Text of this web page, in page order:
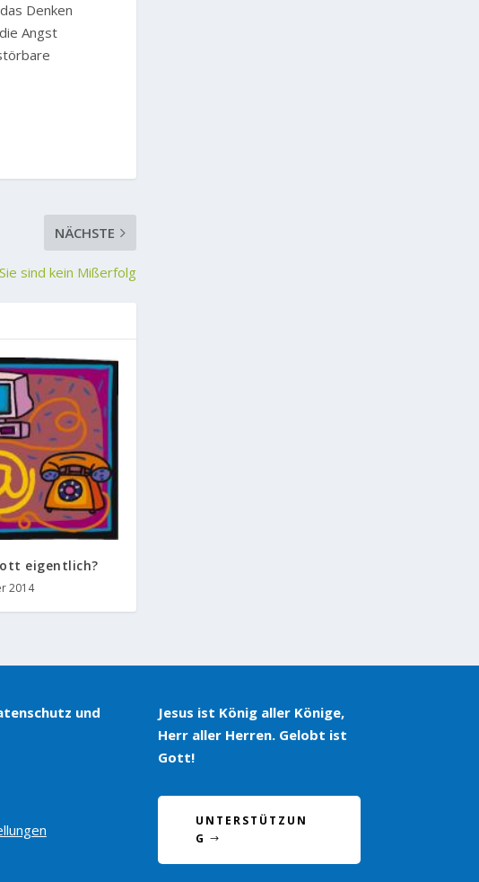
Denken
Angst
NÄCHSTE
Sie sind kein Mißerfolg
eigentlich?
2014
und
Jesus ist König aller Könige,
Herr aller Herren. Gelobt ist
Gott!
UNTERSTÜTZUN
G